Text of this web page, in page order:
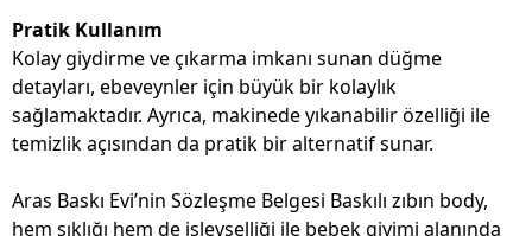
Pratik Kullanım
Kolay giydirme ve çıkarma imkanı sunan düğme
detayları, ebeveynler için büyük bir kolaylık
sağlamaktadır. Ayrıca, makinede yıkanabilir özelliği ile
temizlik açısından da pratik bir alternatif sunar.
Aras Baskı Evi’nin Sözleşme Belgesi Baskılı zıbın body,
hem şıklığı hem de işlevselliği ile bebek giyimi alanında